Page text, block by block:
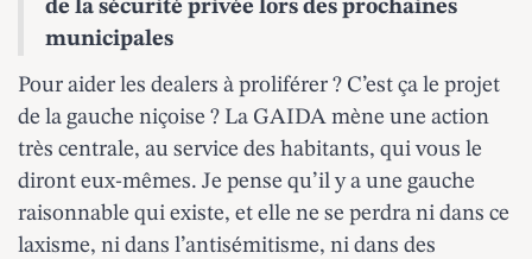
de la sécurité privée lors des prochaines
municipales
Pour aider les dealers à proliférer ? C’est ça le projet
de la gauche niçoise ? La GAIDA mène une action
très centrale, au service des habitants, qui vous le
diront eux-mêmes. Je pense qu’il y a une gauche
raisonnable qui existe, et elle ne se perdra ni dans ce
laxisme, ni dans l’antisémitisme, ni dans des